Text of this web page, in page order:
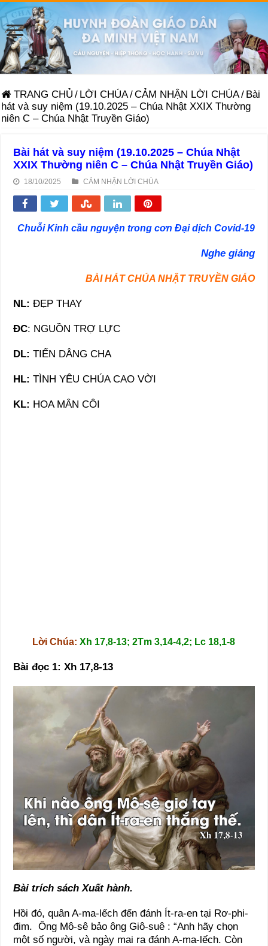
TRANG CHỦ / LỜI CHÚA/CẢM NHẬN LỜI CHÚA/ Bài
hát và suy niệm (19.10.2025 – Chúa Nhật XXIX Thường
niên C – Chúa Nhật Truyền Giáo)
Bài hát và suy niệm (19.10.2025 – Chúa Nhật
XXIX Thường niên C – Chúa Nhật Truyền Giáo)
18/10/2025 CẢM NHẬN LỜI CHÚA
Chuỗi Kinh cầu nguyện trong cơn Đại dịch Covid-19
Nghe giảng
BÀI HÁT CHÚA NHẬT TRUYỀN GIÁO
NL: ĐẸP THAY
ĐC: NGUỒN TRỢ LỰC
DL: TIẾN DÂNG CHA
HL: TÌNH YÊU CHÚA CAO VỜI
KL: HOA MÂN CÔI
Lời Chúa: Xh 17,8-13; 2Tm 3,14-4,2; Lc 18,1-8
Bài đọc 1: Xh 17,8-13
Bài trích sách Xuất hành.
Hồi đó, quân A-ma-lếch đến đánh Ít-ra-en tại Rơ-phi-
đim. Ông Mô-sê bảo ông Giô-suê : “Anh hãy chọn
một số người, và ngày mai ra đánh A-ma-lếch. Còn